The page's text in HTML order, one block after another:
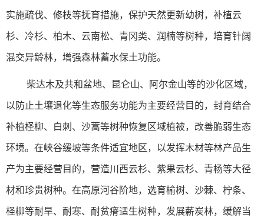
实施疏伐、修枝等抚育措施，保护天然更新幼树，补植云
杉、冷杉、柏木、云南松、青冈类、润楠等树种，培育针阔
混交异龄林，增强森林蓄水保土功能。
柴达木及共和盆地、昆仑山、阿尔金山等的沙化区域，
以防止土壤退化等生态服务功能为主要经营目的，封育结合
补植柽柳、白刺、沙蒿等树种恢复区域植被，改善脆弱生态
环境。在峡谷缓坡等条件适宜地区，以发挥木材等林产品生
产为主要经营目的，营造川西云杉、紫果云杉、青杨等大径
材和珍贵树种。在高原河谷阶地，选育榆树、沙棘、柠条、
柽柳等耐旱、耐寒、耐贫瘠适生树种，发展薪炭林，缓解当